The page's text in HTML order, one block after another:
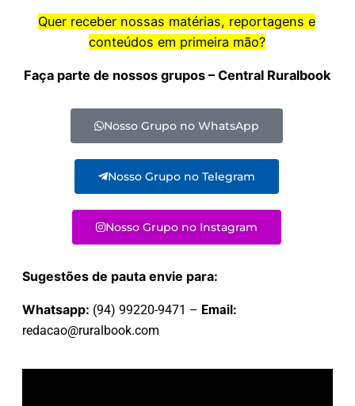
Quer receber nossas matérias, reportagens e
conteúdos em primeira mão?
Faça parte de nossos grupos – Central Ruralbook
Nosso Grupo no WhatsApp
Nosso Grupo no Telegram
Nosso Grupo no Instagram
Sugestões de pauta envie para:
Whatsapp: (94) 99220-9471 – Email:
redacao@ruralbook.com